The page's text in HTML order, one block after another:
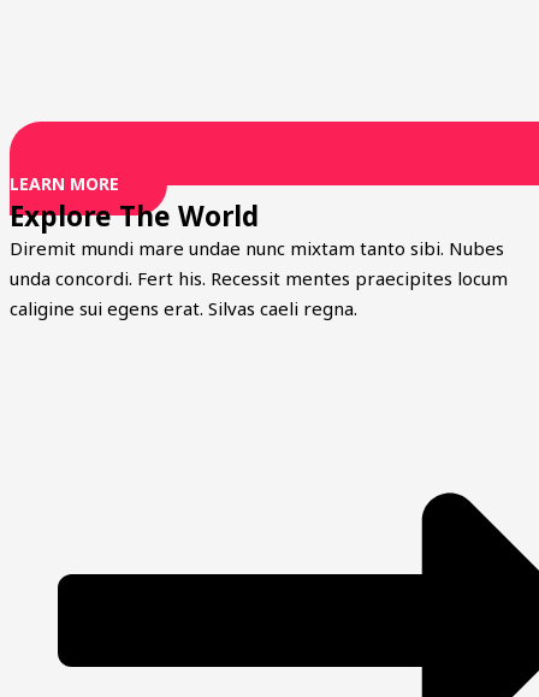
LEARN MORE
Explore The World
Diremit mundi mare undae nunc mixtam tanto sibi. Nubes
unda concordi. Fert his. Recessit mentes praecipites locum
caligine sui egens erat. Silvas caeli regna.